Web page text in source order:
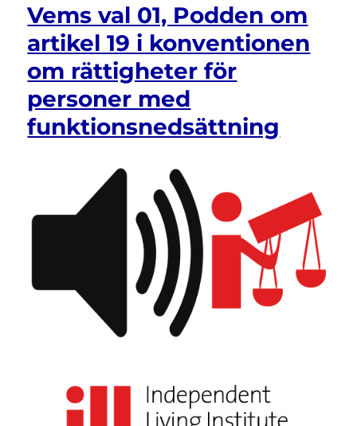
Podcast
om
Anmälningstjänsten
Vems val 01, Podden om
artikel 19 i konventionen
om rättigheter för
personer med
funktionsnedsättning